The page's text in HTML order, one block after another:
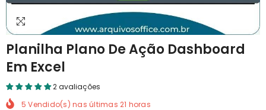
Planilha Plano De Ação Dashboard
Em Excel
2 avaliações
5 Vendido(s) nas últimas21 horas